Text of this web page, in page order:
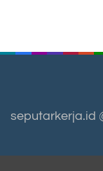
seputarkerja.id